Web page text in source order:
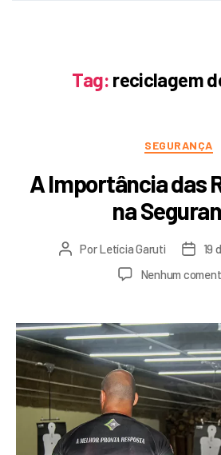
Tag: reciclagem
SEGURANÇA
A Importância das
na
PorLetícia Garuti
19
Nenhum